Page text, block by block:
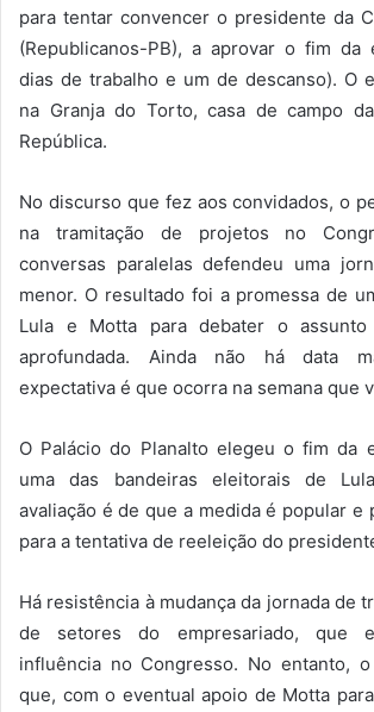
para tentar convencer o presidente da
(Republicanos-PB), a aprovar o fim da
dias de trabalho e um de descanso). O
na Granja do Torto, casa de campo
República.
No discurso que fez aos convidados, o
na tramitação de projetos no
conversas paralelas defendeu uma
menor. O resultado foi a promessa de
Lula e Motta para debater o
aprofundada. Ainda não há data
expectativa é que ocorra na semana que
O Palácio do Planalto elegeu o fim da
uma das bandeiras eleitorais de
avaliação é de que a medida é popular e
para a tentativa de reeleição do
Há resistência à mudança da jornada de
de setores do empresariado, que
influência no Congresso. No entanto,
que, com o eventual apoio de Motta